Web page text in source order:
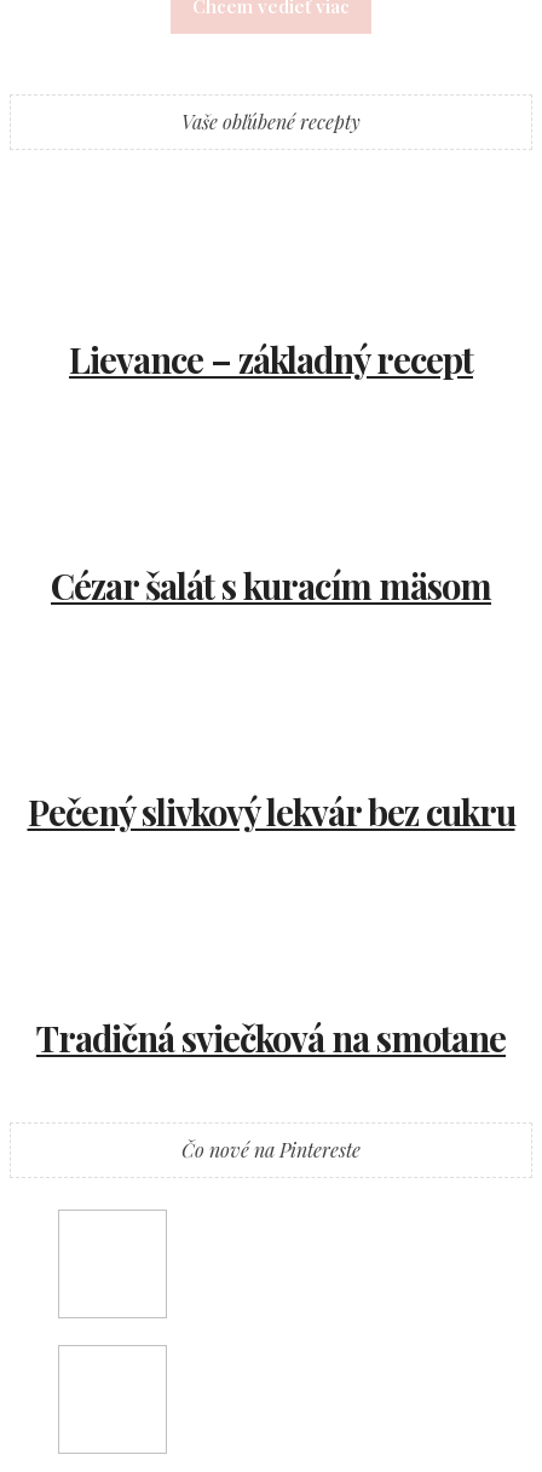
Chcem vedieť viac
Vaše obľúbené recepty
Lievance – základný recept
Cézar šalát s kuracím mäsom
Pečený slivkový lekvár bez cukru
Tradičná sviečková na smotane
Čo nové na Pintereste